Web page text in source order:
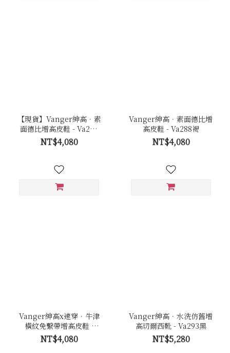
【現貨】Vanger紳高．素
面德比增高皮鞋 - Va288
黑
NT$4,080
Vanger紳高．素面德比增
高皮鞋 - Va288褐
NT$4,080
Vanger紳高x速穿．牛津
橫紋免繫帶增高皮鞋 -
Va289褐
NT$4,080
Vanger紳高．水洗仿舊增
高切爾西靴 - Va293黑
NT$5,280